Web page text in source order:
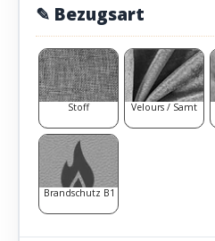
✎ Bezugsart
Stoff Velours / Samt
Brandschutz B1